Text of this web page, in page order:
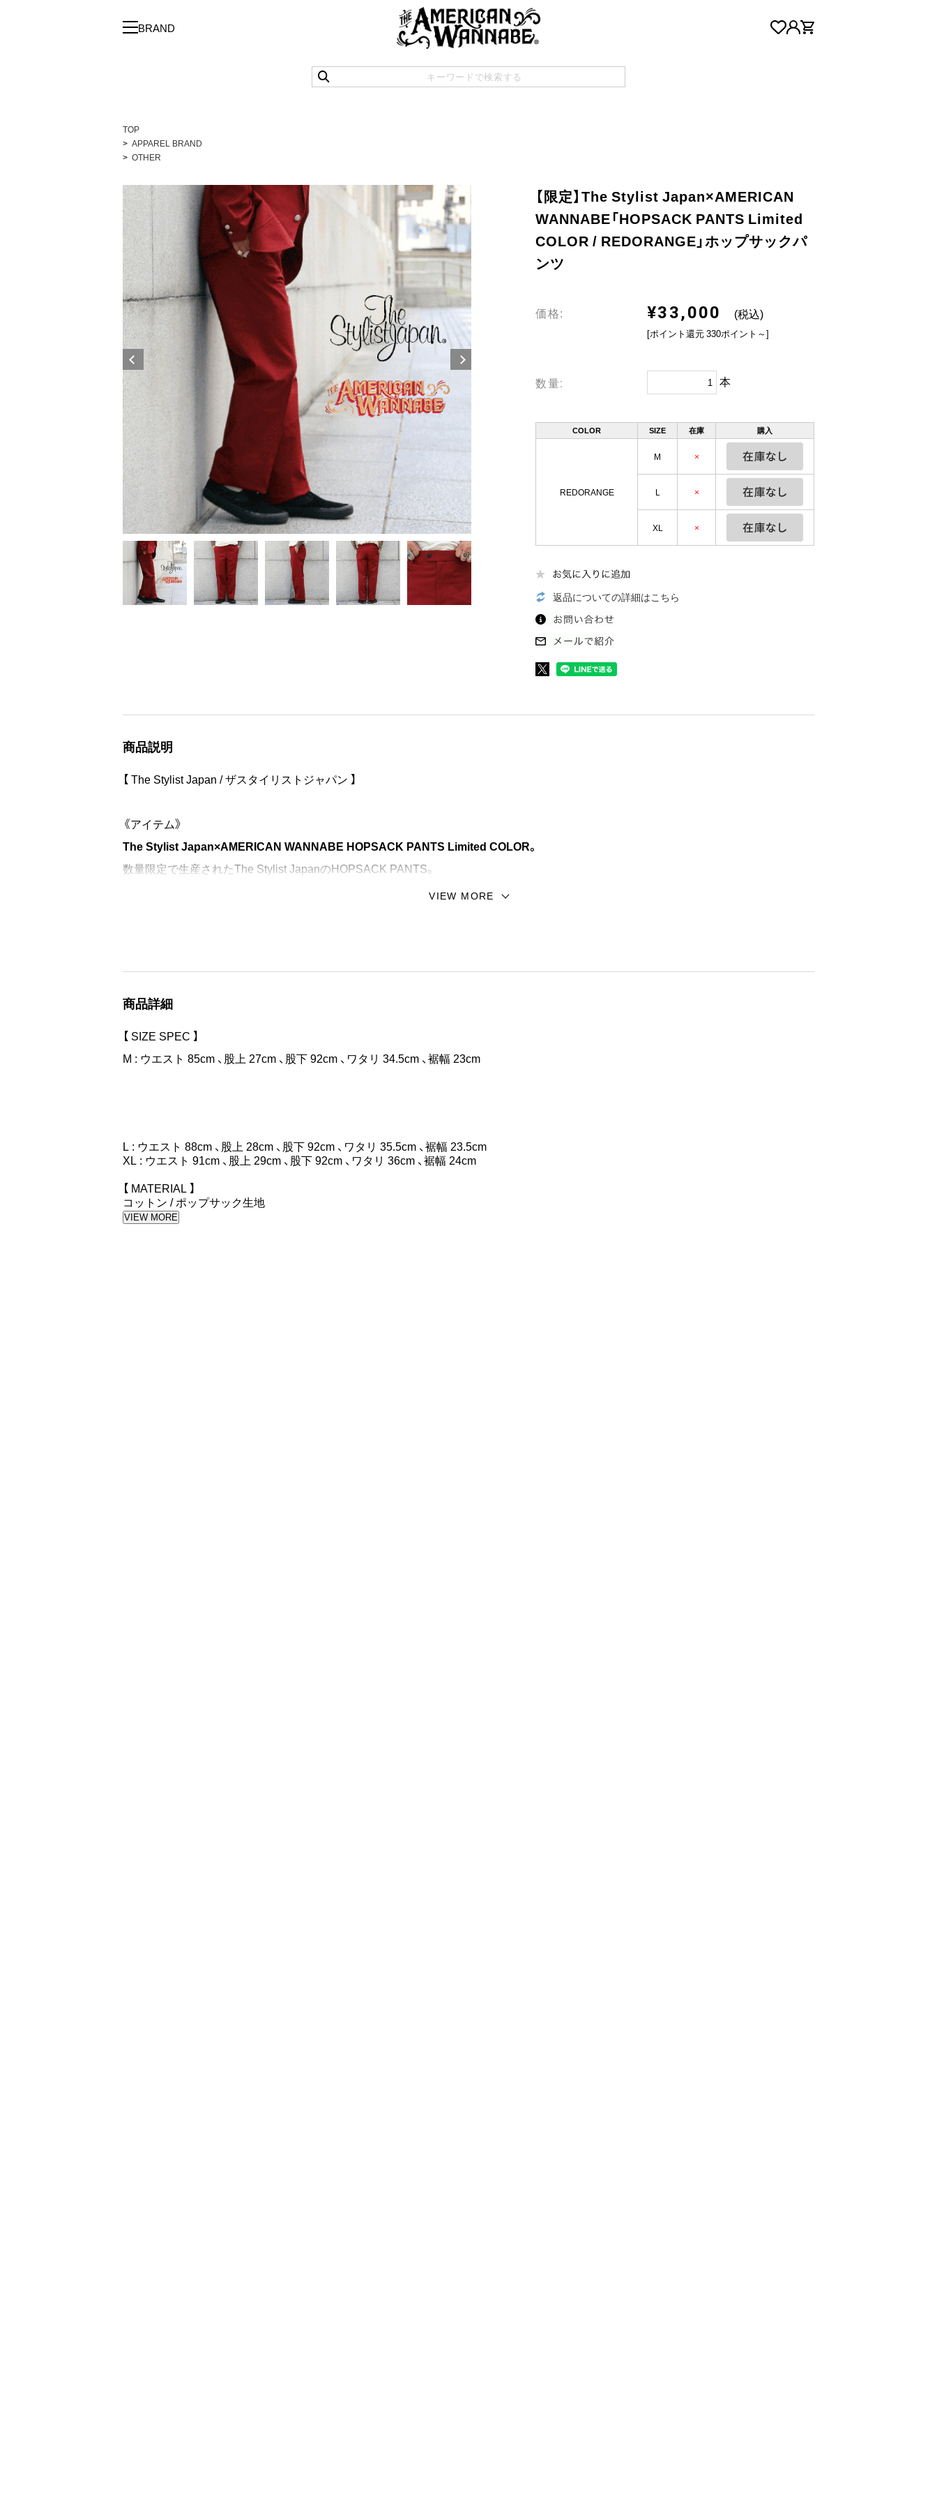
BRAND
TOP
APPAREL BRAND
OTHER
【限定】The Stylist Japan×AMERICAN
WANNABE「HOPSACK PANTS Limited
COLOR / REDORANGE」ホップサックパ
ンツ
価格: ¥33,000 (税込)
[ポイント還元 330ポイント～]
数量: 本
COLOR SIZE 在庫 購入
REDORANGE
M ×
L ×
XL ×
返品についての詳細はこちら
商品説明
【 The Stylist Japan / ザスタイリストジャパン 】
《アイテム》
The Stylist Japan×AMERICAN WANNABE HOPSACK PANTS Limited COLOR。
数量限定で生産されたThe Stylist JapanのHOPSACK PANTS。
VIEW MORE
商品詳細
【 SIZE SPEC 】
M : ウエスト 85cm 、股上 27cm 、股下 92cm 、ワタリ 34.5cm 、裾幅 23cm
L : ウエスト 88cm 、股上 28cm 、股下 92cm 、ワタリ 35.5cm 、裾幅 23.5cm
XL : ウエスト 91cm 、股上 29cm 、股下 92cm 、ワタリ 36cm 、裾幅 24cm
【 MATERIAL 】
コットン / ポップサック生地
VIEW MORE